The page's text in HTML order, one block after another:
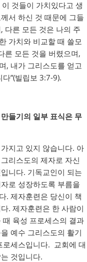
것들이 가치있다고 생
서 하신 것 때문에 그들
다른 모든 것은 나의 주
가치와 비교할 때 쓸모
른 모든 것을 버렸으며,
, 내가 그리스도를 얻고
”(빌립보 3:7-9).
들기의 일부 표식은 무
지고 있지 않습니다. 아
리스도의 제자로 자신
니다. 기독교인이 되는
로 성장하도록 부름을
. 제자훈련은 당신이 책
. 제자훈련은 한 사람이
육성 프로세스의 결과
예수 그리스도의 활기
로세스입니다. 교회에 대
것입니다.